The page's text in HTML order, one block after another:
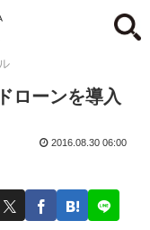
ローンを導入
2016.08.30 06:00